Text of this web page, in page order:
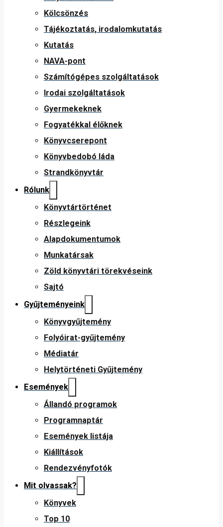
Kölcsönzés
Tájékoztatás, irodalomkutatás
Kutatás
NAVA-pont
Számítógépes szolgáltatások
Irodai szolgáltatások
Gyermekeknek
Fogyatékkal élőknek
Könyvcserepont
Könyvbedobó láda
Strandkönyvtár
Rólunk
Könyvtártörténet
Részlegeink
Alapdokumentumok
Munkatársak
Zöld könyvtári törekvéseink
Sajtó
Gyűjteményeink
Könyvgyűjtemény
Folyóirat-gyűjtemény
Médiatár
Helytörténeti Gyűjtemény
Események
Állandó programok
Programnaptár
Események listája
Kiállítások
Rendezvényfotók
Mit olvassak?
Könyvek
Top 10